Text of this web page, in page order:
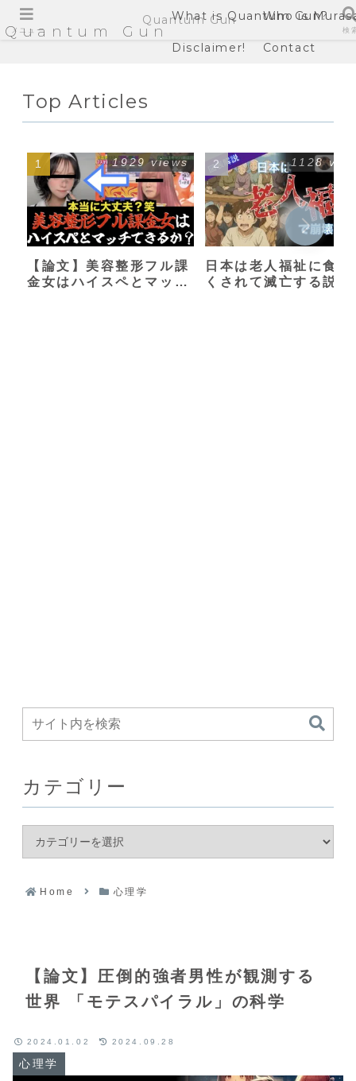
Quantum Gun
What is Quantum Gun?
Who is
Disclaimer! Contact
Top Articles
【論文】美容整形フル課
金女はハイスペとマッチ
1929 views
日本は老人福祉に食い
くされて滅亡する説
1128
カテゴリー
Home 心理学
【論文】圧倒的強者男性が観測する
世界 「モテスパイラル」の科学
心理学
2024.01.02 2024.09.28
メニュー
Quantum Gun
検